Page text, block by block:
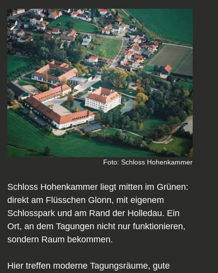
Foto: Schloss Hohenkammer
Schloss Hohenkammer liegt mitten im Grünen:
direkt am Flüsschen Glonn, mit eigenem
Schlosspark und am Rand der Holledau. Ein
Ort, an dem Tagungen nicht nur funktionieren,
sondern Raum bekommen.
Hier treffen moderne Tagungsräume, gute